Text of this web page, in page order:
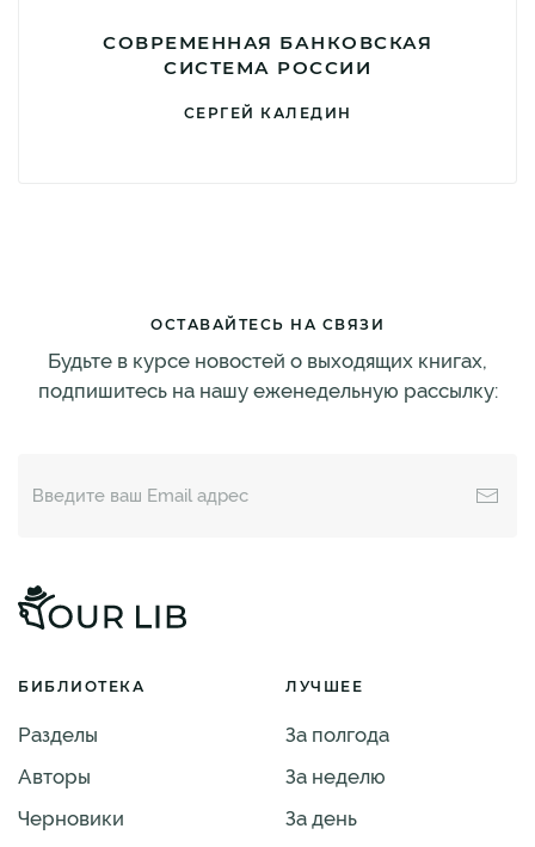
СОВРЕМЕННАЯ БАНКОВСКАЯ
СИСТЕМА РОССИИ
СЕРГЕЙ КАЛЕДИН
ОСТАВАЙТЕСЬ НА СВЯЗИ
Будьте в курсе новостей о выходящих книгах,
подпишитесь на нашу еженедельную рассылку:
БИБЛИОТЕКА
Разделы
Авторы
Черновики
ЛУЧШЕЕ
За полгода
За неделю
За день